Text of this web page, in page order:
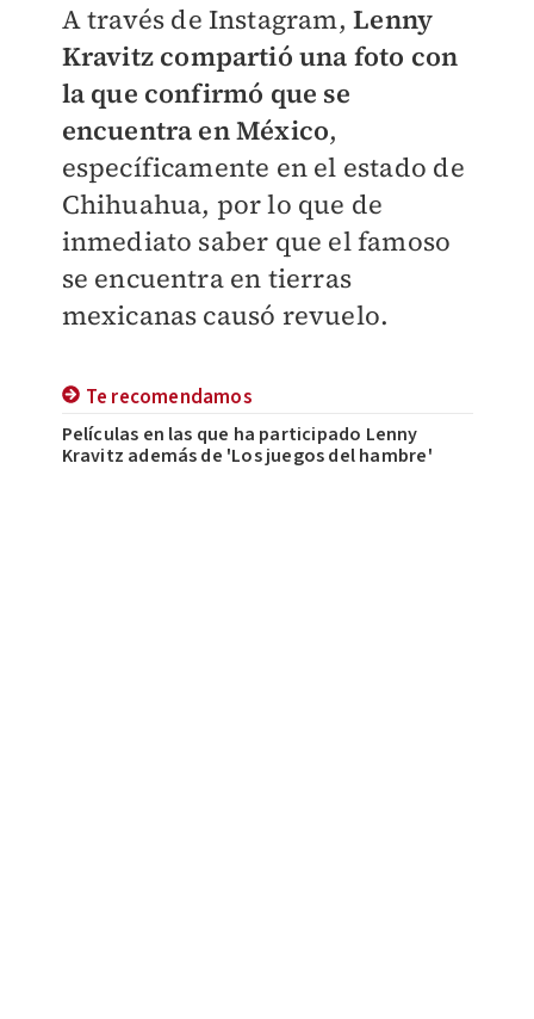
A través de Instagram, Lenny
Kravitz compartió una foto con
la que confirmó que se
encuentra en México,
específicamente en el estado de
Chihuahua, por lo que de
inmediato saber que el famoso
se encuentra en tierras
mexicanas causó revuelo.
Te recomendamos
Películas en las que ha participado Lenny
Kravitz además de 'Los juegos del hambre'